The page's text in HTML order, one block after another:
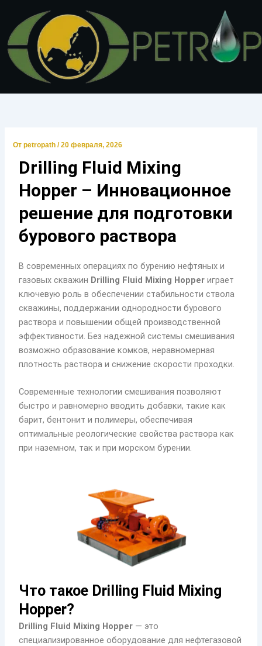
содержимому
Отpetropath/20 февраля, 2026
Drilling Fluid Mixing
Hopper – Инновационное
решение для подготовки
бурового раствора
В современных операциях по бурению нефтяных и
газовых скважин Drilling Fluid Mixing Hopper играет
ключевую роль в обеспечении стабильности ствола
скважины, поддержании однородности бурового
раствора и повышении общей производственной
эффективности. Без надежной системы смешивания
возможно образование комков, неравномерная
плотность раствора и снижение скорости проходки.
Современные технологии смешивания позволяют
быстро и равномерно вводить добавки, такие как
барит, бентонит и полимеры, обеспечивая
оптимальные реологические свойства раствора как
при наземном, так и при морском бурении.
Что такое Drilling Fluid Mixing
Hopper?
Drilling Fluid Mixing Hopper — это
специализированное оборудование для нефтегазовой